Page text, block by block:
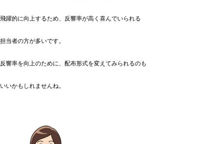
飛躍的に向上するため、反響率が高く喜んでいられる
担当者の方が多いです。
反響率を向上のために、配布形式を変えてみられるのも
いいかもしれませんね。